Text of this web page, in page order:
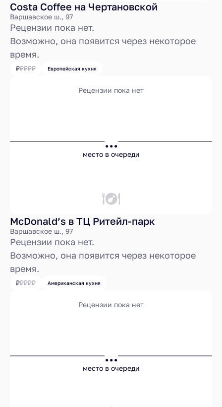
Costa Coffee на Чертановской
Варшавское ш., 97
Рецензии пока нет.
Возможно, она появится через некоторое
время.
Европейская кухня
Рецензии пока нет
...
место в очереди
McDonald’s в ТЦ Ритейл-парк
Варшавское ш., 97
Рецензии пока нет.
Возможно, она появится через некоторое
время.
Американская кухня
Рецензии пока нет
...
место в очереди